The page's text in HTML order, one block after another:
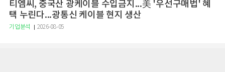
티엠씨, 중국산 광케이블 수입금지...美 '우선구매법' 혜
택 누린다...광통신 케이블 현지 생산
기업분석 2026-08-05